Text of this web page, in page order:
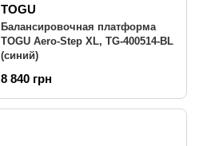
TOGU
Балансировочная платформа
TOGU Aero-Step XL, TG-400514-BL
(синий)
8 840 грн